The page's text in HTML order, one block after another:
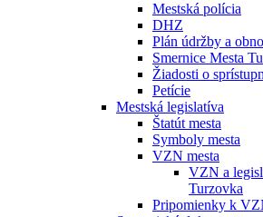
Mestská polícia
DHZ
Plán údržby a
Smernice Mesta
Žiadosti o
Petície
Mestská legislatíva
Štatút mesta
Symboly mesta
VZN mesta
VZN a
Turzovka
Pripomienky k